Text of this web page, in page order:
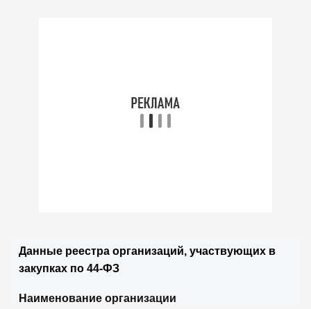
Данные реестра организаций, участвующих в
закупках по 44-ФЗ
Наименование организации